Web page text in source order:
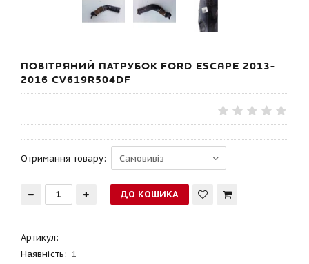
ПОВІТРЯНИЙ ПАТРУБОК FORD ESCAPE 2013-
2016 CV619R504DF
Отримання товару:
Артикул:
Наявність: 1